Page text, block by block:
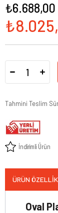
₺6.688,00
Tahmini Teslim
İndirimli Ürün
ÜRÜN
Oval